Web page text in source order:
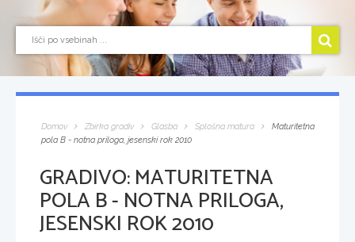
Domov Zbirka gradiv Glasba Splošna matura
Maturitetna
pola B - notna priloga, jesenski rok 2010
GRADIVO:MATURITETNA
POLA B - NOTNA PRILOGA,
JESENSKI ROK 2010